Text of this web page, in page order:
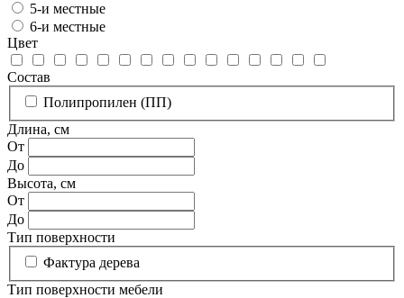
5-и местные
6-и местные
Цвет
Состав
Полипропилен (ПП)
Длина, см
От
До
Высота, см
От
До
Тип поверхности
Фактура дерева
Тип поверхности мебели